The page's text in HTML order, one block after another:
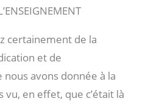
certainement de la
et de
nous avons donnée à la
vu, en effet, que c’était là